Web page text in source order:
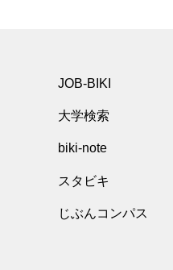
JOB-BIKI
大学検索
biki-note
スタビキ
じぶんコンパス